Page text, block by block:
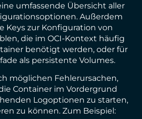
umfassende Übersicht aller
Außerdem
Keys zur Konfiguration von
die im OCI-Kontext häufig
benötigt werden, oder für
als persistente Volumes.
möglichen Fehlerursachen,
Container im Vordergrund
Logoptionen zu starten,
zu können. Zum Beispiel: